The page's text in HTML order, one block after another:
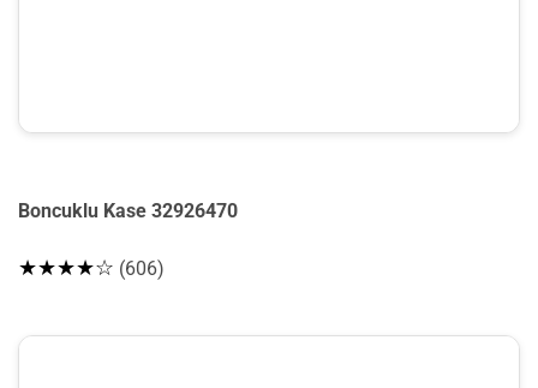
Boncuklu Kase 32926470
★★★★☆ (606)